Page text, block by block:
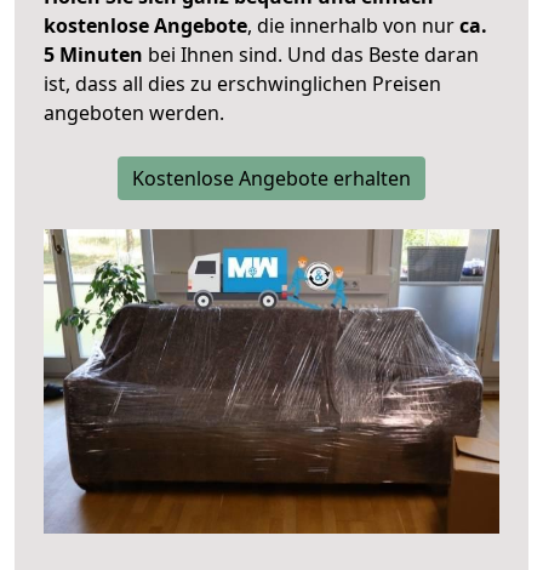
kostenlose Angebote, die innerhalb von nurca.
5 Minuten bei Ihnen sind. Und das Beste daran
ist, dass all dies zu erschwinglichen Preisen
angeboten werden.
Kostenlose Angebote erhalten